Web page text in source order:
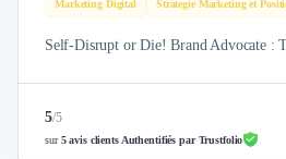
Marketing Digital Strategie Marketing et
Self-Disrupt or Die! Brand Advocate :
5/5
sur5 avis clients Authentifiés par Trustfolio